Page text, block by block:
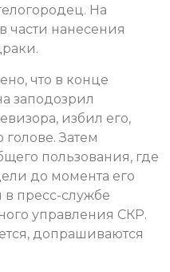
На
части нанесения
что в конце
заподозрил
избил его,
Затем
пользования, где
до момента его
пресс-службе
управления СКР.
допрашиваются